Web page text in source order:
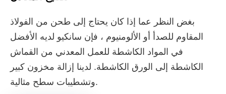
بغض النظر عما إذا كان يحتاج إلى طحن من الفولاذ
المقاوم للصدأ أو الألومنيوم ، فإن سانكيو لديه الأفضل
في المواد الكاشطة للعمل المعدني من القماش
الكاشطة إلى الورق الكاشطة. لدينا إزالة مخزون كبير
وتشطيبات سطح مثالية.